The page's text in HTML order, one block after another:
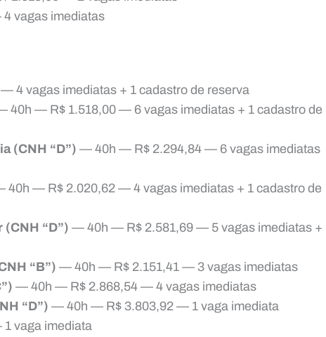
vagas imediatas
4 vagas imediatas + 1 cadastro de reserva
40h — R$ 1.518,00 — 6 vagas imediatas + 1 cadastro de
(CNH “D”) — 40h — R$ 2.294,84 — 6 vagas imediatas
40h — R$ 2.020,62 — 4 vagas imediatas + 1 cadastro de
“D”) — 40h — R$ 2.581,69 — 5 vagas imediatas +
“B”) — 40h — R$ 2.151,41 — 3 vagas imediatas
— 40h — R$ 2.868,54 — 4 vagas imediatas
“D”) — 40h — R$ 3.803,92 — 1 vaga imediata
vaga imediata